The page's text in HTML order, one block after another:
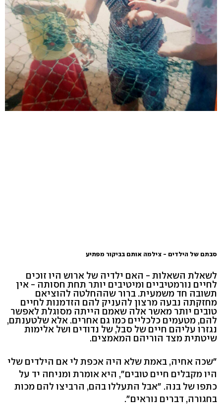
סבתם של הילדים - צילמה אותם בביקור מפתיע
לשאלת השאלות - האם ילדיה של ארוש היו זוכים
לחיים נורמטיביים ומיטיבים יותר תחת חסותה - אין
תשובה חד משמעית. ברור שההחלטה להוציאם
מחזקתה נבעה מרצון להעניק להם הזדמנות לחיים
טובים יותר מאשר אלה שאמם הייתה מסוגלת לאפשר
להם, מטעמים כלכליים כמו גם אחרים. אלא שלטענתם,
נגזרו עליהם חיים של סבל, של נדודים ושל אלימות
שיטתית מצד הוריהם המאמצים.
"שכה אחיה, באמת שלא היה אכפת לי אם הילדים שלי
היו מקבלים חיים טובים", היא אומרת ומניחה יד על
כתפו של בנה. "אבל התעללו בהם, הרביצו להם מכות
בחגורה, דברים נוראים".